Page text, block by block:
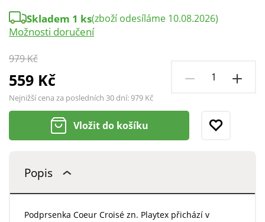
979 Kč
559 Kč
Nejnižší cena za posledních 30 dní:979 Kč
Skladem 1 ks(zboží odesíláme 10.08.2026)
Možnosti doručení
Vložit do košíku
Popis
Podprsenka Coeur Croisé zn. Playtex přichází v